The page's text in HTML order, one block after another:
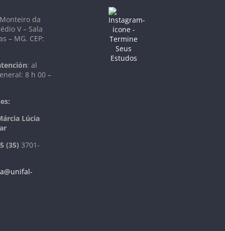
da
V – Sala
– MG. CEP:
: al
8 h 00 –
Lúcia
(35) 3701-